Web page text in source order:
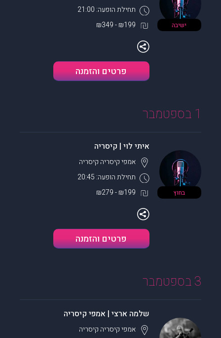
ישיבה
תחילת הופעה: 21:00
₪199 - ₪349
פרטים והזמנה
1 בספטמבר
בחוץ
איתי לוי | קיסריה
תחילת הופעה: 20:45
אמפי קיסריה קיסריה
₪199 - ₪279
פרטים והזמנה
3 בספטמבר
שלמה ארצי | אמפי קיסריה
אמפי קיסריה קיסריה